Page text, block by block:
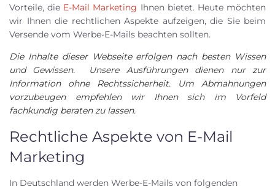
Vorteile, die E-Mail Marketing Ihnen bietet. Heute möchten
wir Ihnen die rechtlichen Aspekte aufzeigen, die Sie beim
Versende vom Werbe-E-Mails beachten sollten.
Die Inhalte dieser Webseite erfolgen nach besten Wissen
und Gewissen. Unsere Ausführungen dienen nur zur
Information ohne Rechtssicherheit. Um Abmahnungen
vorzubeugen empfehlen wir Ihnen sich im Vorfeld
fachkundig beraten zu lassen.
Rechtliche Aspekte von E-Mail
Marketing
In Deutschland werden Werbe-E-Mails von folgenden